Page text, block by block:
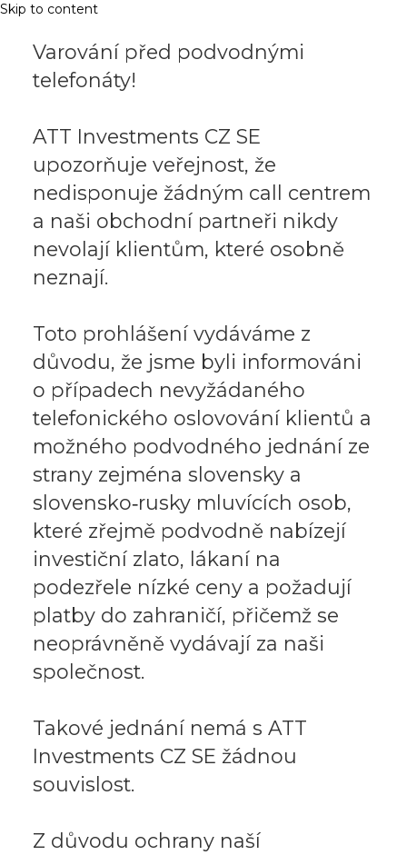
Skip to content
Varování před podvodnými
telefonáty!
ATT Investments CZ SE
upozorňuje veřejnost, že
nedisponuje žádným call centrem
a naši obchodní partneři nikdy
nevolají klientům, které osobně
neznají.
Toto prohlášení vydáváme z
důvodu, že jsme byli informováni
o případech nevyžádaného
telefonického oslovování klientů a
možného podvodného jednání ze
strany zejména slovensky a
slovensko‑rusky mluvících osob,
které zřejmě podvodně nabízejí
investiční zlato, lákaní na
podezřele nízké ceny a požadují
platby do zahraničí, přičemž se
neoprávněně vydávají za naši
společnost.
Takové jednání nemá s ATT
Investments CZ SE žádnou
souvislost.
Z důvodu ochrany naší